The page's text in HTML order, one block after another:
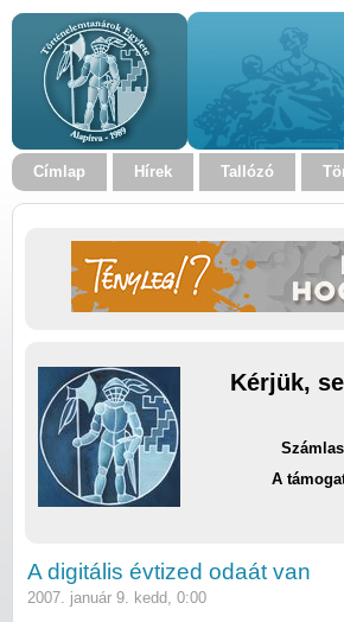
Címlap Hírek Tallózó
Kérjük,
A
A digitális évtized odaát van
2007. január 9. kedd, 0:00